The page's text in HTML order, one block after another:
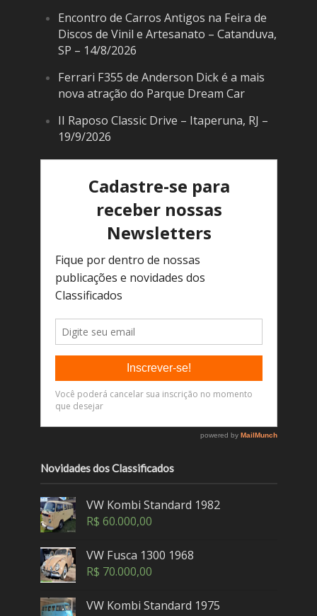
Encontro de Carros Antigos na Feira de
Discos de Vinil e Artesanato – Catanduva,
SP – 14/8/2026
Ferrari F355 de Anderson Dick é a mais
nova atração do Parque Dream Car
II Raposo Classic Drive – Itaperuna, RJ –
19/9/2026
Novidades dos Classificados
VW Kombi Standard 1982
R$ 60.000,00
VW Fusca 1300 1968
R$ 70.000,00
VW Kombi Standard 1975